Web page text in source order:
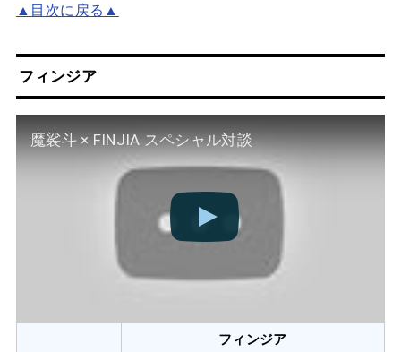
▲目次に戻る▲
フィンジア
魔裟斗 × FINJIA スペシャル対談
フィンジア